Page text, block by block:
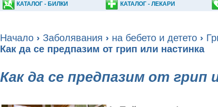
КАТАЛОГ - БИЛКИ КАТАЛОГ - ЛЕКАРИ
Начало › Заболявания › на бебето и детето ›
Как да се предпазим от грип или настинка
Как да се предпазим от грип